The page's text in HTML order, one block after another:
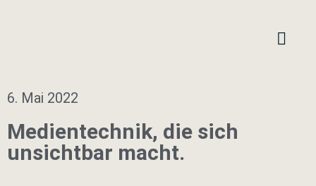
6. Mai 2022
Medientechnik, die sich
unsichtbar macht.